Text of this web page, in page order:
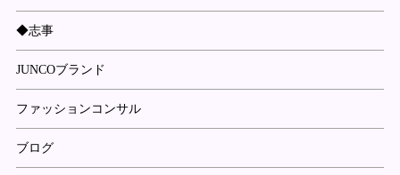
◆志事
JUNCOブランド
ファッションコンサル
ブログ